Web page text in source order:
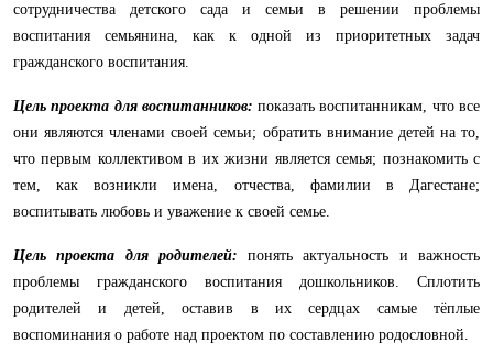
сотрудничества детского сада и семьи в решении проблемы
воспитания семьянина, как к одной из приоритетных задач
гражданского воспитания.
Цель проекта для воспитанников: показать воспитанникам, что все
они являются членами своей семьи; обратить внимание детей на то,
что первым коллективом в их жизни является семья; познакомить с
тем, как возникли имена, отчества, фамилии в Дагестане;
воспитывать любовь и уважение к своей семье.
Цель проекта для родителей: понять актуальность и важность
проблемы гражданского воспитания дошкольников. Сплотить
родителей и детей, оставив в их сердцах самые тёплые
воспоминания о работе над проектом по составлению родословной.